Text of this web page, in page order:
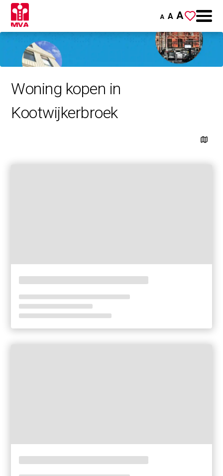
A A A
Woning kopen in
Kootwijkerbroek